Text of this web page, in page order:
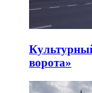
ворота»